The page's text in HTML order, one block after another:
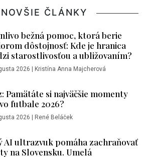
ČLÁNKY
bežná pomoc, ktorá berie
dôstojnosť: Kde je hranica
starostlivosťou a ubližovaním?
2026 Kristína Anna Majcherová
Pamätáte si najväčšie momenty
futbale 2026?
2026 René Beláček
AI ultrazvuk pomáha zachraňovať
na Slovensku. Umelá